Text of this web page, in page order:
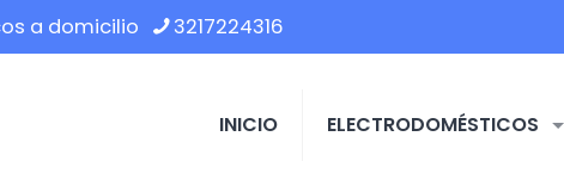
a domicilio 3217224316
INICIO ELECTRODOMÉSTICOS